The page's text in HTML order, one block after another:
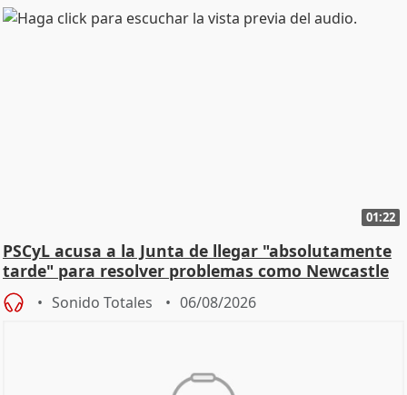
01:22
PSCyL acusa a la Junta de llegar "absolutamente
tarde" para resolver problemas como Newcastle
Sonido Totales 06/08/2026